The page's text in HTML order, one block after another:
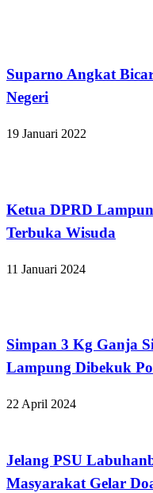
Suparno Angkat
Negeri
19 Januari 2022
Ketua DPRD
Terbuka Wisuda
11 Januari 2024
Simpan 3 Kg Ganja
Lampung Dibekuk
22 April 2024
Jelang PSU
Masyarakat Gelar